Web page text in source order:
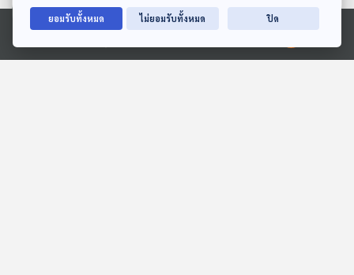
Ⓒ 2020 องค์การกระจายเสียงและแพร่ภาพสาธารณะแห่งประเทศไทย
ตอนที่เกี่ยวข้อง
ยอมรับทั้งหมด ไม่ยอมรับทั้งหมด ปิด